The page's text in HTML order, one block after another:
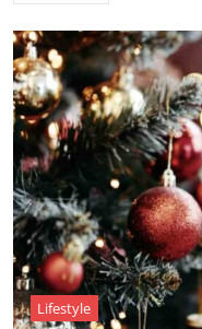
Lifestyle